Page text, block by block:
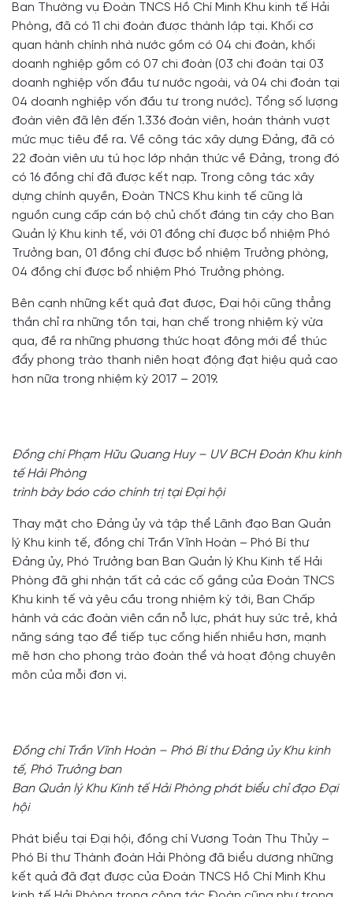
Ban Thường vụ Đoàn TNCS Hồ Chí Minh Khu kinh tế Hải
Phòng, đã có 11 chi đoàn được thành lập tại. Khối cơ
quan hành chính nhà nước gồm có 04 chi đoàn, khối
doanh nghiệp gồm có 07 chi đoàn (03 chi đoàn tại 03
doanh nghiệp vốn đầu tư nước ngoài, và 04 chi đoàn tại
04 doanh nghiệp vốn đầu tư trong nước). Tổng số lượng
đoàn viên đã lên đến 1.336 đoàn viên, hoàn thành vượt
mức mục tiêu đề ra. Về công tác xây dựng Đảng, đã có
22 đoàn viên ưu tú học lớp nhận thức về Đảng, trong đó
có 16 đồng chí đã được kết nạp. Trong công tác xây
dựng chính quyền, Đoàn TNCS Khu kinh tế cũng là
nguồn cung cấp cán bộ chủ chốt đáng tin cậy cho Ban
Quản lý Khu kinh tế, với 01 đồng chí được bổ nhiệm Phó
Trưởng ban, 01 đồng chí được bổ nhiệm Trưởng phòng,
04 đồng chí được bổ nhiệm Phó Trưởng phòng.
Bên cạnh những kết quả đạt được, Đại hội cũng thẳng
thắn chỉ ra những tồn tại, hạn chế trong nhiệm kỳ vừa
qua, đề ra những phương thức hoạt động mới để thúc
đẩy phong trào thanh niên hoạt động đạt hiệu quả cao
hơn nữa trong nhiệm kỳ 2017 – 2019.
Đồng chí Phạm Hữu Quang Huy – UV BCH Đoàn Khu kinh
tế Hải Phòng
trình bày báo cáo chính trị tại Đại hội
Thay mặt cho Đảng ủy và tập thể Lãnh đạo Ban Quản
lý Khu kinh tế, đồng chí Trần Vĩnh Hoàn – Phó Bí thư
Đảng ủy, Phó Trưởng ban Ban Quản lý Khu Kinh tế Hải
Phòng đã ghi nhận tất cả các cố gắng của Đoàn TNCS
Khu kinh tế và yêu cầu trong nhiệm kỳ tới, Ban Chấp
hành và các đoàn viên cần nỗ lực, phát huy sức trẻ, khả
năng sáng tạo để tiếp tục cống hiến nhiều hơn, mạnh
mẽ hơn cho phong trào đoàn thể và hoạt động chuyên
môn của mỗi đơn vị.
Đồng chí Trần Vĩnh Hoàn – Phó Bí thư Đảng ủy Khu kinh
tế, Phó Trưởng ban
Ban Quản lý Khu Kinh tế Hải Phòng phát biểu chỉ đạo Đại
hội
Phát biểu tại Đại hội, đồng chí Vương Toàn Thu Thủy –
Phó Bí thư Thành đoàn Hải Phòng đã biểu dương những
kết quả đã đạt được của Đoàn TNCS Hồ Chí Minh Khu